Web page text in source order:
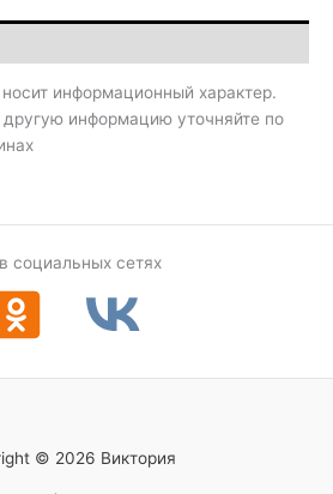
информационный характер.
информацию уточняйте по
социальных сетях
© 2026 Виктория